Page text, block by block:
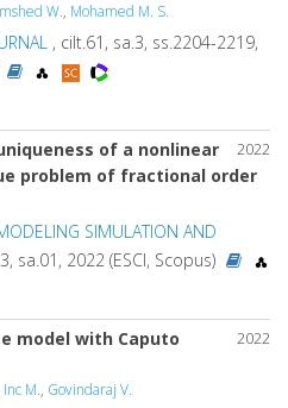
W., Mohamed M. S.
, cilt.61, sa.3, ss.2204-2219,
2022
of a nonlinear
problem of fractional order
SIMULATION AND
sa.01, 2022 (ESCI, Scopus)
2022
model with Caputo
Inc M., Govindaraj V.